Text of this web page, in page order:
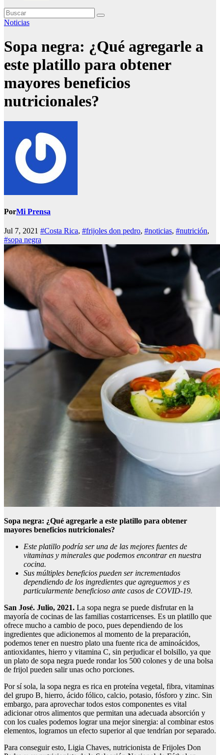
Noticias
Sopa negra: ¿Qué agregarle a
este platillo para obtener
mayores beneficios
nutricionales?
PorMi Prensa
Jul 7, 2021 #Costa Rica, #frijoles don pedro, #noticias, #nutrición,
#sopa negra
Sopa negra: ¿Qué agregarle a este platillo para obtener
mayores beneficios nutricionales?
Este platillo podría ser una de las mejores fuentes de
vitaminas y minerales que podemos encontrar en nuestra
cocina.
Sus múltiples beneficios pueden ser incrementados
dependiendo de los ingredientes que agreguemos y es
particularmente beneficioso ante casos de COVID-19.
San José. Julio, 2021. La sopa negra se puede disfrutar en la
mayoría de cocinas de las familias costarricenses. Es un platillo que
ofrece mucho a cambio de poco, pues dependiendo de los
ingredientes que adicionemos al momento de la preparación,
podemos tener en nuestro plato una fuente rica de aminoácidos,
antioxidantes, hierro y vitamina C, sin perjudicar el bolsillo, ya que
un plato de sopa negra puede rondar los 500 colones y de una bolsa
de frijol pueden salir unas ocho porciones.
Por sí sola, la sopa negra es rica en proteína vegetal, fibra, vitaminas
del grupo B, hierro, ácido fólico, calcio, potasio, fósforo y zinc. Sin
embargo, para aprovechar todos estos componentes es vital
adicionar otros alimentos que permitan una adecuada absorción y
con los cuales podemos lograr una mejor sinergia: al combinar estos
elementos, logramos un efecto superior al que tendrían por separado.
Para conseguir esto, Ligia Chaves, nutricionista de Frijoles Don